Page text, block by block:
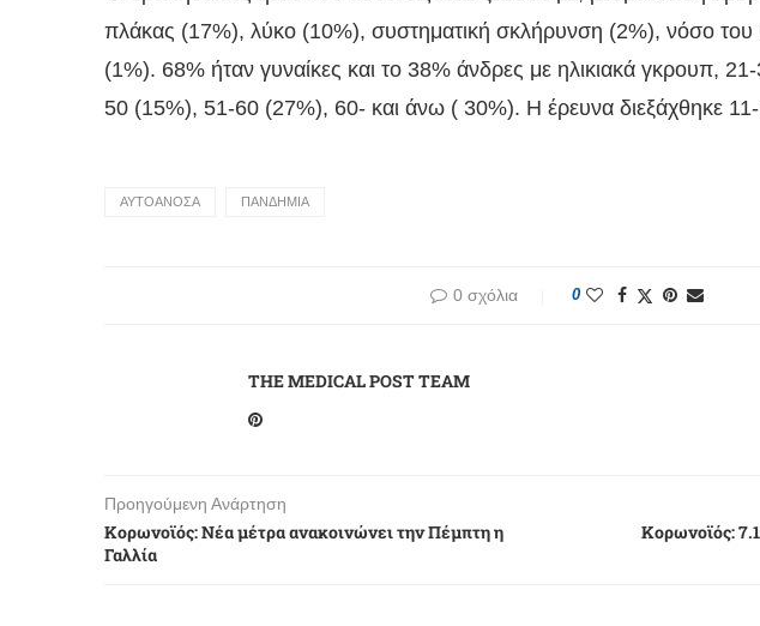
πλάκας (17%), λύκο (10%), συστηματική σκλήρυνση (2%), νόσο του
(1%). 68% ήταν γυναίκες και το 38% άνδρες με ηλικιακά γκρουπ,
50 (15%), 51-60 (27%), 60- και άνω ( 30%). Η έρευνα διεξάχθηκε
ΑΥΤΟΑΝΟΣΑ ΠΑΝΔΗΜΙΑ
0 σχόλια 0
THE MEDICAL POST TEAM
Προηγούμενη Ανάρτηση
Κορωνοϊός: Νέα μέτρα ανακοινώνει την Πέμπτη η
Γαλλία
Κορωνοϊός: